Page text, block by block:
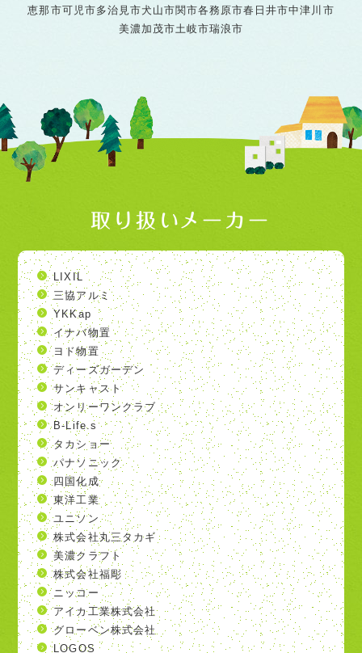
恵那市可児市多治見市犬山市関市各務原市春日井市中津川市
美濃加茂市土岐市瑞浪市
取り扱いメーカー
LIXIL
三協アルミ
YKKap
イナバ物置
ヨド物置
ディーズガーデン
サンキャスト
オンリーワンクラブ
B-Life.s
タカショー
パナソニック
四国化成
東洋工業
ユニソン
株式会社丸三タカギ
美濃クラフト
株式会社福彫
ニッコー
アイカ工業株式会社
グローベン株式会社
LOGOS